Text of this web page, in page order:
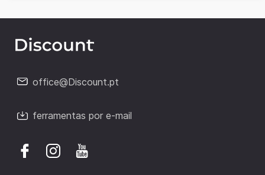
office@Discount.pt
ferramentas por e-mail